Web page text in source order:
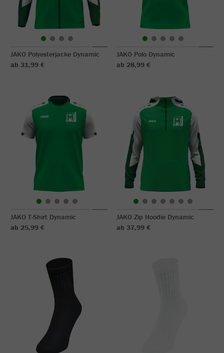
JAKO Polyesterjacke Dynamic
ab 31,99 €
JAKO Polo Dynamic
ab 28,99 €
JAKO T-Shirt Dynamic
ab 25,99 €
JAKO Zip Hoodie Dynamic
ab 37,99 €